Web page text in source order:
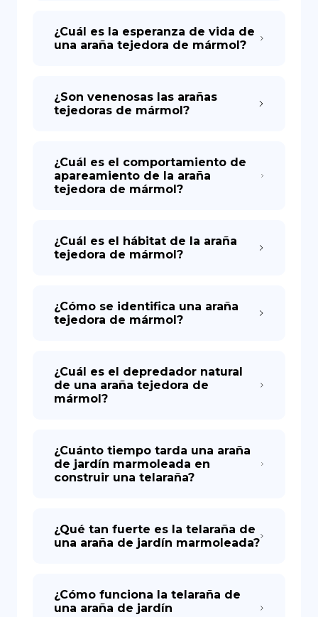
¿Cuál es la esperanza de vida de
una araña tejedora de mármol?
¿Son venenosas las arañas
tejedoras de mármol?
¿Cuál es el comportamiento de
apareamiento de la araña
tejedora de mármol?
¿Cuál es el hábitat de la araña
tejedora de mármol?
¿Cómo se identifica una araña
tejedora de mármol?
¿Cuál es el depredador natural
de una araña tejedora de
mármol?
¿Cuánto tiempo tarda una araña
de jardín marmoleada en
construir una telaraña?
¿Qué tan fuerte es la telaraña de
una araña de jardín marmoleada?
¿Cómo funciona la telaraña de
una araña de jardín